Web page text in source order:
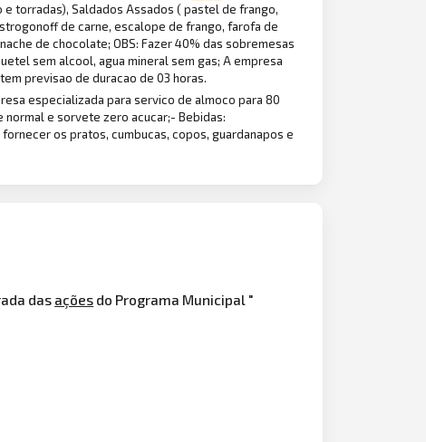
torradas), Saldados Assados ( pastel de frango,
de carne, escalope de frango, farofa de
de chocolate; OBS: Fazer 40% das sobremesas
sem alcool, agua mineral sem gas; A empresa
previsao de duracao de 03 horas.
especializada para servico de almoco para 80
e sorvete zero acucar;- Bebidas:
os pratos, cumbucas, copos, guardanapos e
das ações do Programa Municipal "